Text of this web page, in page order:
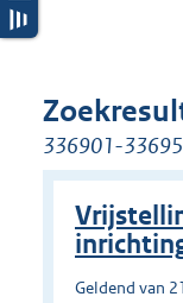
336901-
Geldend van